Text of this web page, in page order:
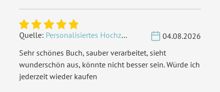
Quelle: Personalisiertes Hochzeit Gästebuch A4 - Herzbaum
04.08.2026
Sehr schönes Buch, sauber verarbeitet, sieht
wunderschön aus, könnte nicht besser sein. Würde ich
jederzeit wieder kaufen